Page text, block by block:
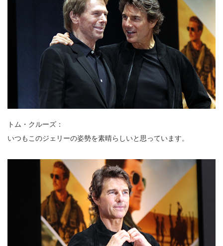
トム・クルーズ：
いつもこのジェリーの姿勢を素晴らしいと思っています。